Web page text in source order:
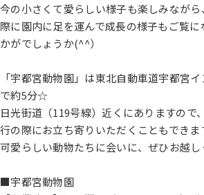
今の小さくて愛らしい様子も楽しみなが
際に園内に足を運んで成長の様子もご覧に
かがでしょうか(^^）
「宇都宮動物園」は東北自動車道宇都宮
で約5分☆
日光街道（119号線）近くにありますので
行の際にお立ち寄りいただくこともでき
可愛らしい動物たちに会いに、ぜひお越
■宇都宮動物園